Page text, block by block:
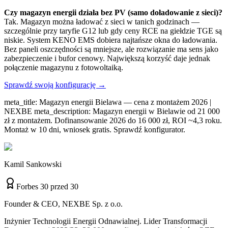
Czy magazyn energii działa bez PV (samo doładowanie z sieci)?
Tak. Magazyn można ładować z sieci w tanich godzinach —
szczególnie przy taryfie G12 lub gdy ceny RCE na giełdzie TGE są
niskie. System KENO EMS dobiera najtańsze okna do ładowania.
Bez paneli oszczędności są mniejsze, ale rozwiązanie ma sens jako
zabezpieczenie i bufor cenowy. Największą korzyść daje jednak
połączenie magazynu z fotowoltaiką.
Sprawdź swoją konfigurację →
meta_title: Magazyn energii Bielawa — cena z montażem 2026 |
NEXBE meta_description: Magazyn energii w Bielawie od 21 000
zł z montażem. Dofinansowanie 2026 do 16 000 zł, ROI ~4,3 roku.
Montaż w 10 dni, wniosek gratis. Sprawdź konfigurator.
Kamil Sankowski
Forbes 30 przed 30
Founder & CEO, NEXBE Sp. z o.o.
Inżynier Technologii Energii Odnawialnej. Lider Transformacji